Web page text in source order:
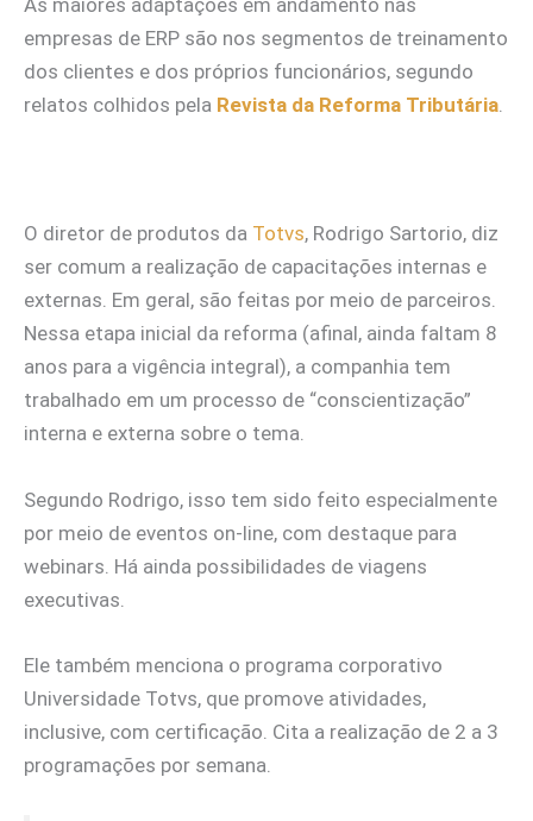
As maiores adaptações em andamento nas
empresas de ERP são nos segmentos de treinamento
dos clientes e dos próprios funcionários, segundo
relatos colhidos pela Revista da Reforma Tributária.
O diretor de produtos da Totvs, Rodrigo Sartorio, diz
ser comum a realização de capacitações internas e
externas. Em geral, são feitas por meio de parceiros.
Nessa etapa inicial da reforma (afinal, ainda faltam 8
anos para a vigência integral), a companhia tem
trabalhado em um processo de “conscientização”
interna e externa sobre o tema.
Segundo Rodrigo, isso tem sido feito especialmente
por meio de eventos on-line, com destaque para
webinars. Há ainda possibilidades de viagens
executivas.
Ele também menciona o programa corporativo
Universidade Totvs, que promove atividades,
inclusive, com certificação. Cita a realização de 2 a 3
programações por semana.